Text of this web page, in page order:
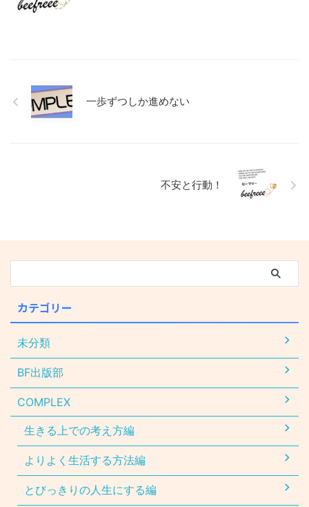
一歩ずつしか進めない
不安と行動！
カテゴリー
未分類
BF出版部
COMPLEX
生きる上での考え方編
よりよく生活する方法編
とびっきりの人生にする編